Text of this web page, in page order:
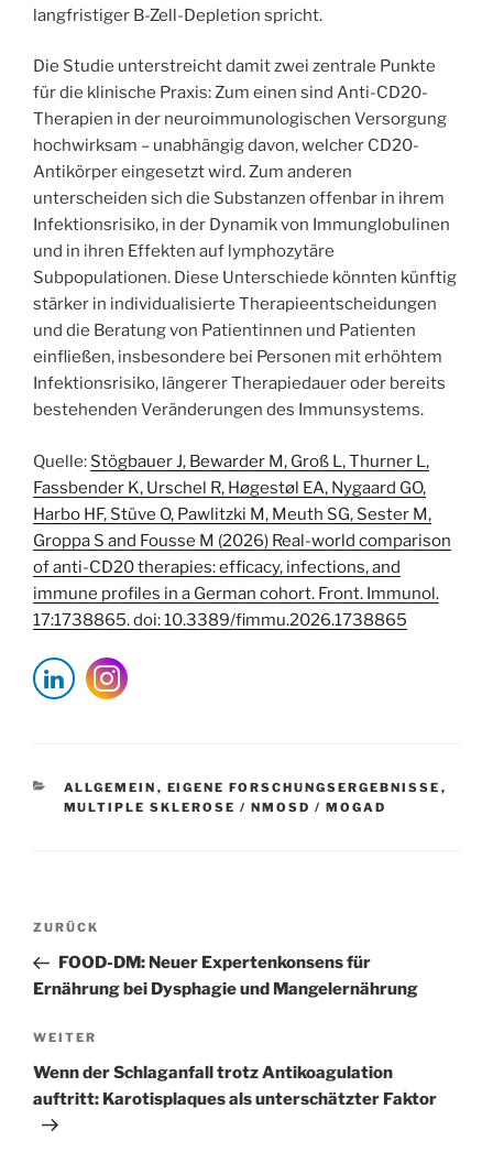
langfristiger B-Zell-Depletion spricht.
Die Studie unterstreicht damit zwei zentrale Punkte
für die klinische Praxis: Zum einen sind Anti-CD20-
Therapien in der neuroimmunologischen Versorgung
hochwirksam – unabhängig davon, welcher CD20-
Antikörper eingesetzt wird. Zum anderen
unterscheiden sich die Substanzen offenbar in ihrem
Infektionsrisiko, in der Dynamik von Immunglobulinen
und in ihren Effekten auf lymphozytäre
Subpopulationen. Diese Unterschiede könnten künftig
stärker in individualisierte Therapieentscheidungen
und die Beratung von Patientinnen und Patienten
einfließen, insbesondere bei Personen mit erhöhtem
Infektionsrisiko, längerer Therapiedauer oder bereits
bestehenden Veränderungen des Immunsystems.
Quelle: Stögbauer J, Bewarder M, Groß L, Thurner L,
Fassbender K, Urschel R, Høgestøl EA, Nygaard GO,
Harbo HF, Stüve O, Pawlitzki M, Meuth SG, Sester M,
Groppa S and Fousse M (2026) Real-world comparison
of anti-CD20 therapies: efficacy, infections, and
immune profiles in a German cohort. Front. Immunol.
17:1738865. doi: 10.3389/fimmu.2026.1738865
KATEGORIEN
ALLGEMEIN , EIGENE FORSCHUNGSERGEBNISSE ,
MULTIPLE SKLEROSE / NMOSD / MOGAD
Beitragsnavigation
Vorheriger
Beitrag
ZURÜCK
FOOD-DM: Neuer Expertenkonsens für
Ernährung bei Dysphagie und Mangelernährung
Nächster
Beitrag
WEITER
Wenn der Schlaganfall trotz Antikoagulation
auftritt: Karotisplaques als unterschätzter Faktor